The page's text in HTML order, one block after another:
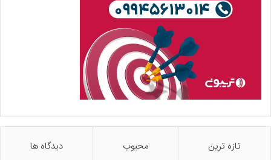
تازه ترین محبوب دیدگاه ها